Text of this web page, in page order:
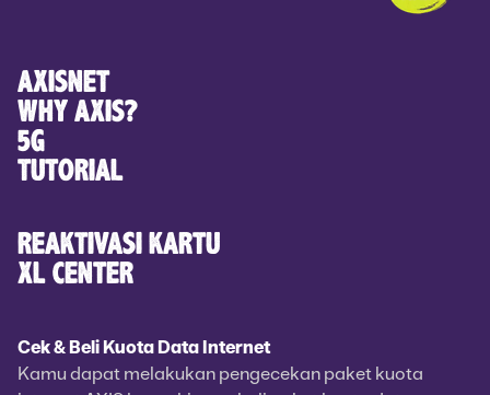
AXISNET
WHY AXIS?
5G
TUTORIAL
REAKTIVASI KARTU
XL CENTER
Cek & Beli Kuota Data Internet
Kamu dapat melakukan pengecekan paket kuota